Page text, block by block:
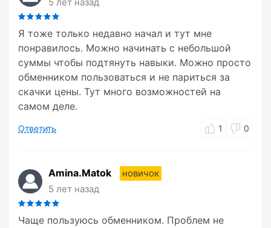
5 лет назад
Я тоже только недавно начал и тут мне
понравилось. Можно начинать с небольшой
суммы чтобы подтянуть навыки. Можно просто
обменником пользоваться и не париться за
скачки цены. Тут много возможностей на
самом деле.
Ответить 1 0
Amina.Matok
новичок
5 лет назад
Чаще пользуюсь обменником. Проблем не